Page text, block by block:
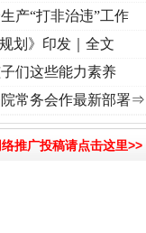
进复兴征程丨“转折之城”激荡..
产“打非治违”工作
划》印发｜全文
们这些能力素养
常务会作最新部署⇒
络推广投稿请点击这里>>